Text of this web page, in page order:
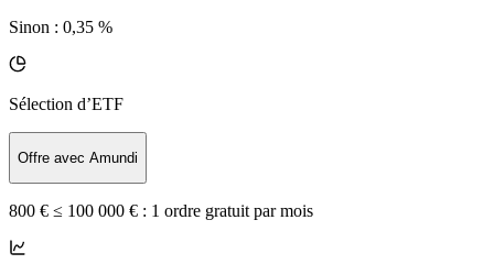
Sinon : 0,35 %
Sélection d’ETF
Offre avec Amundi
800 € ≤ 100 000 € : 1 ordre gratuit par mois